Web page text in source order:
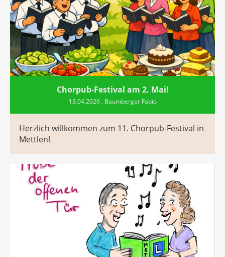
Chorpub-Festival am 2. Mai!
13.04.2026, Baumberger Fabio
Herzlich willkommen zum 11. Chorpub-Festival in
Mettlen!